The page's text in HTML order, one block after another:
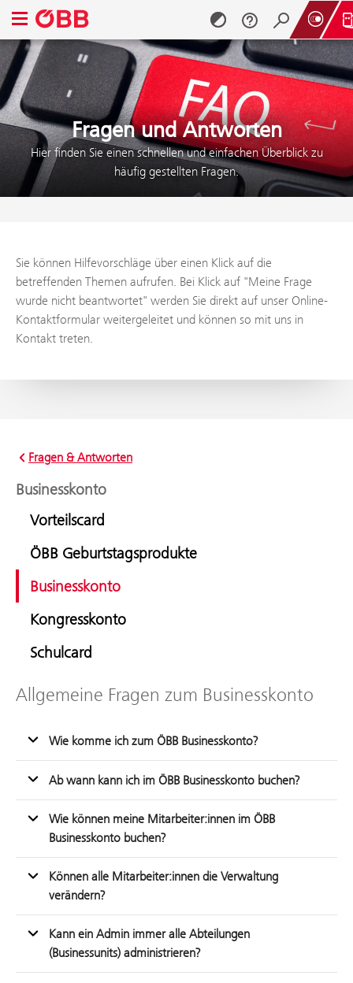
Zum Inhalt springen (Alt + 0)
Zum Menü springen (Alt + 1)
Navigationsmenü öffnen
Fragen und Antworten
Hier finden Sie einen schnellen und einfachen Überblick zu
häufig gestellten Fragen.
Sie können Hilfevorschläge über einen Klick auf die
betreffenden Themen aufrufen. Bei Klick auf "Meine Frage
wurde nicht beantwortet" werden Sie direkt auf unser Online-
Kontaktformular weitergeleitet und können so mit uns in
Kontakt treten.
Fragen & Antworten
Businesskonto
Vorteilscard
ÖBB Geburtstagsprodukte
Businesskonto
Kongresskonto
Schulcard
Allgemeine Fragen zum Businesskonto
Wie komme ich zum ÖBB Businesskonto?
Ab wann kann ich im ÖBB Businesskonto buchen?
Wie können meine Mitarbeiter:innen im ÖBB
Businesskonto buchen?
Können alle Mitarbeiter:innen die Verwaltung
verändern?
Kann ein Admin immer alle Abteilungen
(Businessunits) administrieren?